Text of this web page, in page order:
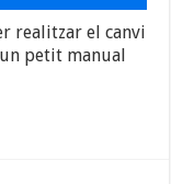
realitzar el canvi
petit manual